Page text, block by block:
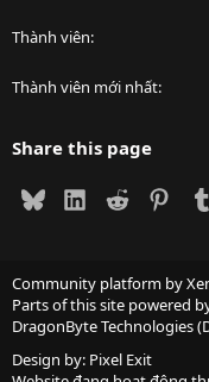
Thành viên
Thành viên mới nhất
Share this page
BlueskyLinkedIn
Reddit
Community platform by
Parts of this site powered
DragonByte Technologies(
Design by: Pixel Exit